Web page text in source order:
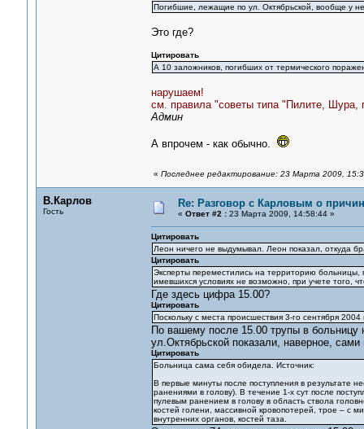
Погибшие, лежащие по ул. Октябрьской, вообще у
Это где?
Цитировать
А 10 заложников, погибших от термического
нарушаем!
см. правила "советы типа "Пилите, Шура,
Админ
А впрочем - как обычно.
« Последнее редактирование: 23 Марта 2009,
В.Карлов
Гость
Re: Разговор с Карловым о
« Ответ #2 :23 Марта 2009, 14:58:44 »
Цитировать
Леон ничего не выдумывал. Леон показал, откуда
Цитировать
Эксперты переместились на территорию больницы,
имевшихся условиях не возможно, при учете того,
Где здесь цифра 15.00?
Цитировать
Поскольку с места происшествия 3-го сентября
По вашему после 15.00 трупы в
ул.Октябрьской показали, наверное,
Цитировать
Больница сама себя обидела. Источник:
В первые минуты после поступления в результате
ранениями в голову). В течение 1-х сут после
пулевым ранением в голову в область ствола
костей голени, массивной кровопотерей, трое – с
внутренних органов, костей таза.